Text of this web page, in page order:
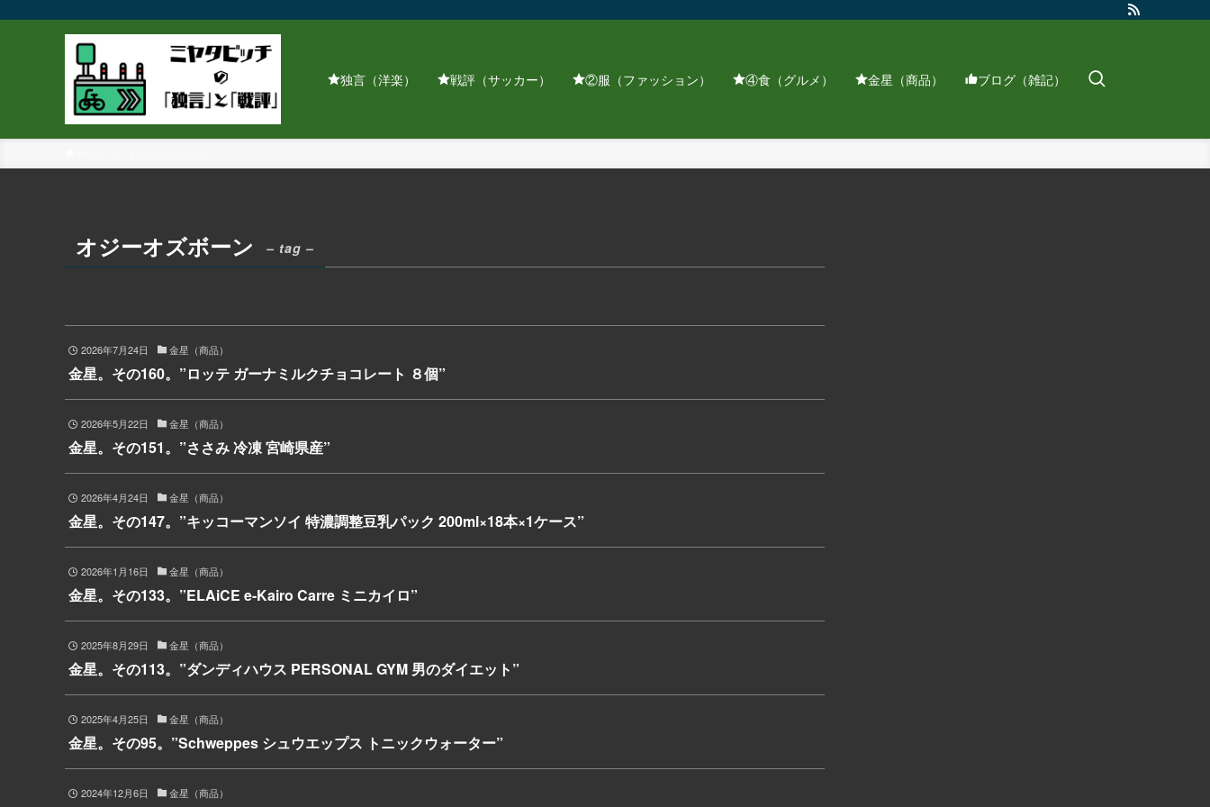
独言（洋楽） 戦評（サッカー） ②服（ファッション） ④食（グルメ） 金星（商品） ブログ（雑記）
オジーオズボーン – tag –
2026年7月24日 金星（商品）
金星。その160。”ロッテ ガーナミルクチョコレート ８個”
2026年5月22日 金星（商品）
金星。その151。”ささみ 冷凍 宮崎県産”
2026年4月24日 金星（商品）
金星。その147。”キッコーマンソイ 特濃調整豆乳パック 200ml×18本×1ケース”
2026年1月16日 金星（商品）
金星。その133。”ELAiCE e-Kairo Carre ミニカイロ”
2025年8月29日 金星（商品）
金星。その113。”ダンディハウス PERSONAL GYM 男のダイエット”
2025年4月25日 金星（商品）
金星。その95。”Schweppes シュウエップス トニックウォーター”
2024年12月6日 金星（商品）